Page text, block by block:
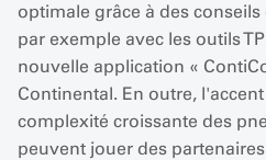
optimale grâce à des
par exemple avec les outils
nouvelle application «
Continental. En outre,
complexité croissante des
peuvent jouer des